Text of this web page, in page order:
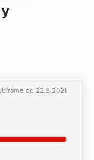
od 22.9.2021